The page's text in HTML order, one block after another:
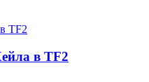
в TF2